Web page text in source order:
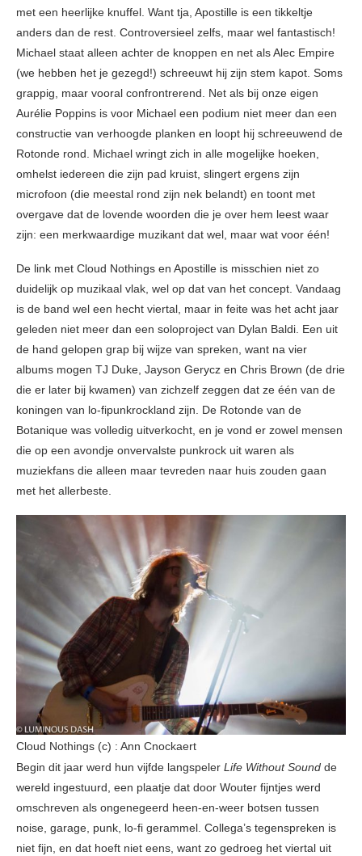
met een heerlijke knuffel. Want tja, Apostille is een tikkeltje
anders dan de rest. Controversieel zelfs, maar wel fantastisch!
Michael staat alleen achter de knoppen en net als Alec Empire
(we hebben het je gezegd!) schreeuwt hij zijn stem kapot. Soms
grappig, maar vooral confrontrerend. Net als bij onze eigen
Aurélie Poppins is voor Michael een podium niet meer dan een
constructie van verhoogde planken en loopt hij schreeuwend de
Rotonde rond. Michael wringt zich in alle mogelijke hoeken,
omhelst iedereen die zijn pad kruist, slingert ergens zijn
microfoon (die meestal rond zijn nek belandt) en toont met
overgave dat de lovende woorden die je over hem leest waar
zijn: een merkwaardige muzikant dat wel, maar wat voor één!
De link met Cloud Nothings en Apostille is misschien niet zo
duidelijk op muzikaal vlak, wel op dat van het concept. Vandaag
is de band wel een hecht viertal, maar in feite was het acht jaar
geleden niet meer dan een soloproject van Dylan Baldi. Een uit
de hand gelopen grap bij wijze van spreken, want na vier
albums mogen TJ Duke, Jayson Gerycz en Chris Brown (de drie
die er later bij kwamen) van zichzelf zeggen dat ze één van de
koningen van lo-fipunkrockland zijn. De Rotonde van de
Botanique was volledig uitverkocht, en je vond er zowel mensen
die op een avondje onvervalste punkrock uit waren als
muziekfans die alleen maar tevreden naar huis zouden gaan
met het allerbeste.
Cloud Nothings (c) : Ann Cnockaert
Begin dit jaar werd hun vijfde langspeler Life Without Sound de
wereld ingestuurd, een plaatje dat door Wouter fijntjes werd
omschreven als ongenegeerd heen-en-weer botsen tussen
noise, garage, punk, lo-fi gerammel. Collega’s tegenspreken is
niet fijn, en dat hoeft niet eens, want zo gedroeg het viertal uit